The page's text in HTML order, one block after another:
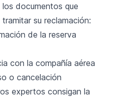
documentos que
su reclamación:
de la reserva
con la compañía aérea
o cancelación
expertos consigan la